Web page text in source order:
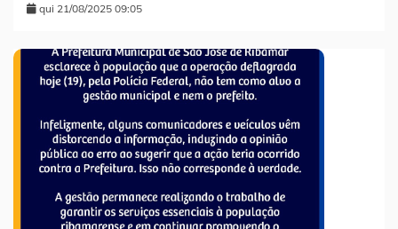
qui 21/08/2025 09:05